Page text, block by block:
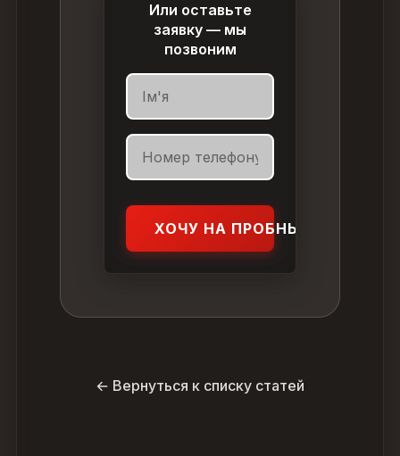
Или оставьте
заявку — мы
позвоним
ХОЧУ НА ПРОБНЫЙ УРОК
← Вернуться к списку статей